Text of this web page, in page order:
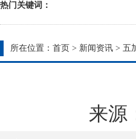
热门关键词：
所在位置： 首页 > 新闻资讯 > 五
来源